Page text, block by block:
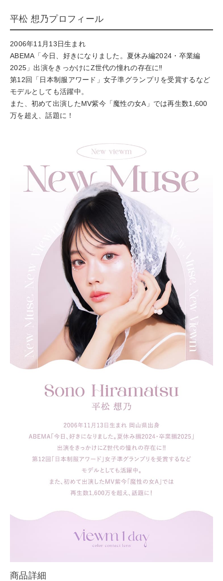
平松 想乃プロフィール
2006年11月13日生まれ
ABEMA「今日、好きになりました。夏休み編2024・卒業編
2025」出演をきっかけにZ世代の憧れの存在に‼︎
第12回「日本制服アワード」女子準グランプリを受賞するなど
モデルとしても活躍中。
また、初めて出演したMV紫今「魔性の女A」では再生数1,600
万を超え、話題に！
商品詳細